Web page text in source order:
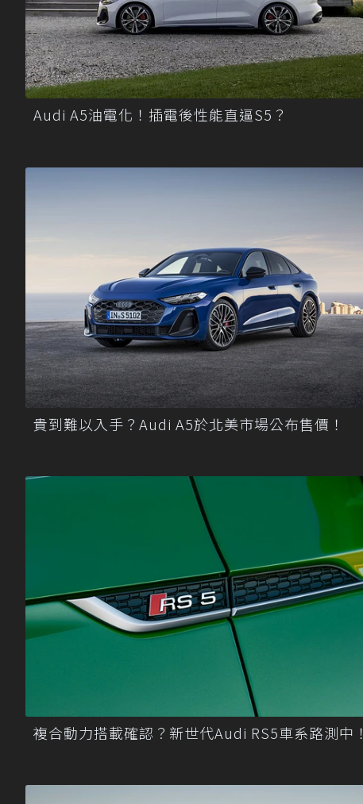
Audi A5油電化！插電後性能直逼S5？
貴到難以入手？Audi A5於北美市場公布售價！
複合動力搭載確認？新世代Audi RS5車系路測中！